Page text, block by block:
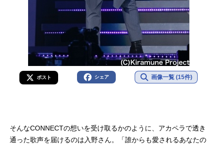
ポスト シェア 画像一覧 (15件)
そんなCONNECTの想いを受け取るかのように、アカペラで透き
通った歌声を届けるのは入野さん。「誰からも愛されるあなたの